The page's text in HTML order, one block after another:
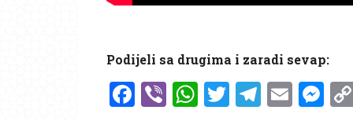
Podijeli sa drugima i zaradi sevap:
Facebook
ViberWhatsApp
Twitter
Telegram
Email